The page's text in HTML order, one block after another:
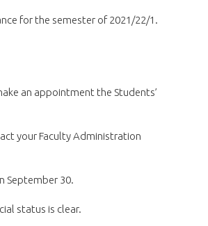
for the semester of 2021/22/1.
an appointment the Students’
your Faculty Administration
September 30.
status is clear.